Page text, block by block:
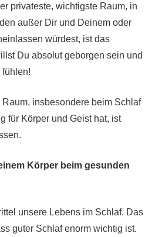
privateste, wichtigste Raum, in
außer Dir und Deinem oder
würdest, ist das
Du absolut geborgen sein und
insbesondere beim Schlaf
für Körper und Geist hat, ist
Körper beim gesunden
unsere Lebens im Schlaf. Das
guter Schlaf enorm wichtig ist.